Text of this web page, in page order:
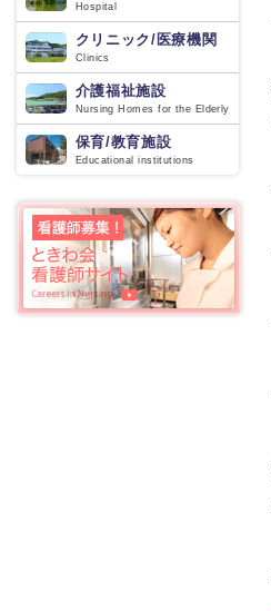
Hospital
クリニック/医療機関
Clinics
介護福祉施設
Nursing Homes for the Elderly
保育/教育施設
Educational institutions